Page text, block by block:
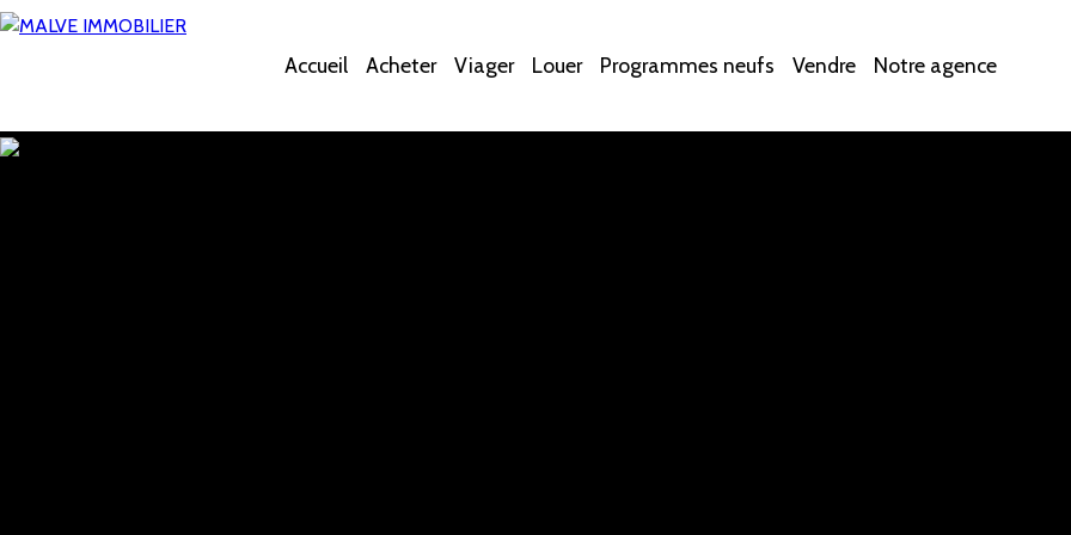
Accueil Acheter Viager Louer Programmes neufs Vendre Notre agence